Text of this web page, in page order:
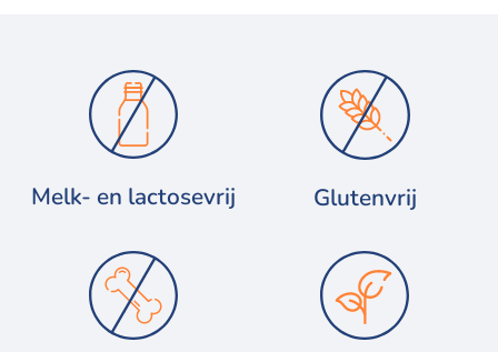
Melk- en lactosevrij Glutenvrij